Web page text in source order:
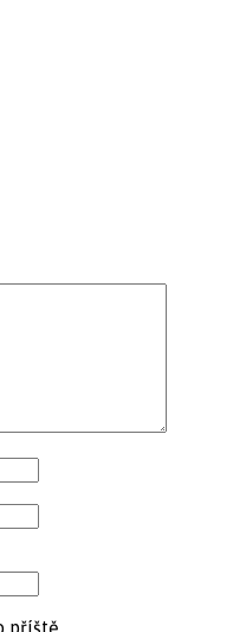
příště